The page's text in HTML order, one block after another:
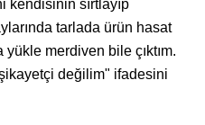
kendisinin sırtlayıp
tarlada ürün hasat
yükle merdiven bile çıktım.
değilim" ifadesini